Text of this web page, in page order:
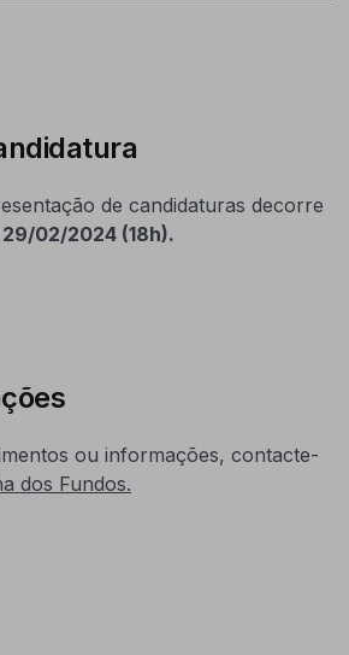
de candidaturas decorre
29/02/2024 (18h).
ou informações, contacte-
dos Fundos.